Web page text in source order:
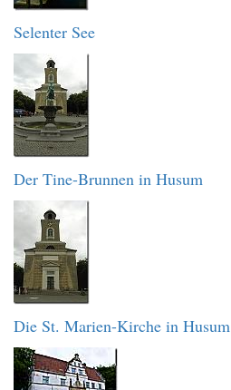
Selenter See
Der Tine-Brunnen in Husum
Die St. Marien-Kirche in Husum